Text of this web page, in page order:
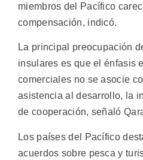
miembros del Pacífico
compensación, indicó.
La principal preocupación
insulares es que el énfasis
comerciales no se asocie
asistencia al desarrollo, la
de cooperación, señaló
Los países del Pacífico
acuerdos sobre pesca y